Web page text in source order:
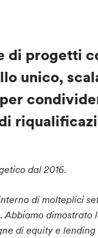
di progetti
unico,
dal 2016.
di molteplici
.Abbiamo dimostrato
di equity e lending